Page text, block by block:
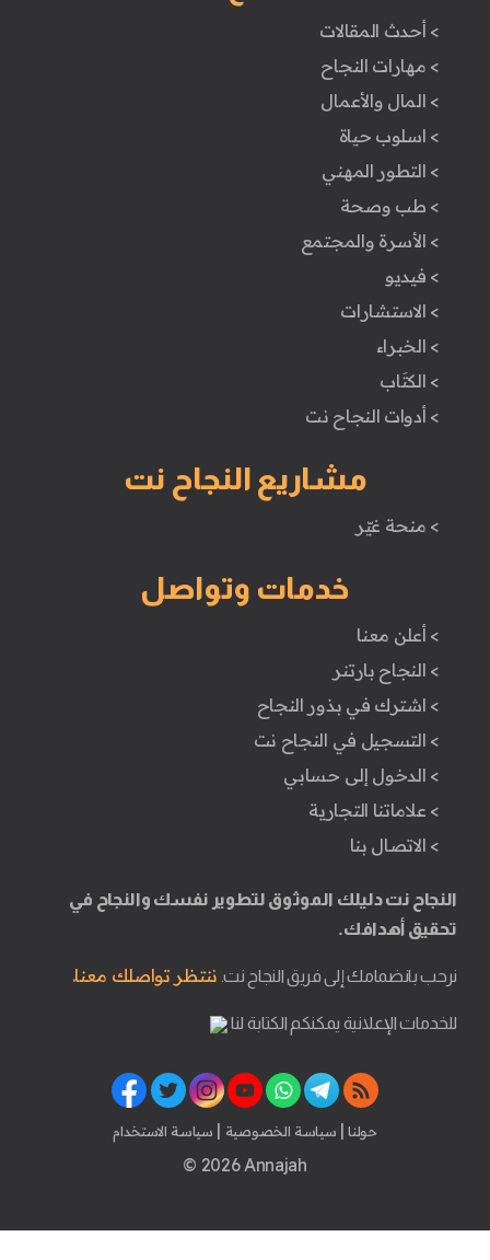
> أحدث المقالات
> مهارات النجاح
> المال والأعمال
> اسلوب حياة
> التطور المهني
> طب وصحة
> الأسرة والمجتمع
> فيديو
> الاستشارات
> الخبراء
> الكتَاب
> أدوات النجاح نت
مشاريع النجاح نت
> منحة غيّر
خدمات وتواصل
> أعلن معنا
> النجاح بارتنر
> اشترك في بذور النجاح
> التسجيل في النجاح نت
> الدخول إلى حسابي
> علاماتنا التجارية
> الاتصال بنا
النجاح نت دليلك الموثوق لتطوير نفسك والنجاح في
تحقيق أهدافك.
نرحب بانضمامك إلى فريق النجاح نت. ننتظر تواصلك معنا.
للخدمات الإعلانية يمكنكم الكتابة لنا
حولنا | سياسة الخصوصية | سياسة الاستخدام
© 2026 Annajah